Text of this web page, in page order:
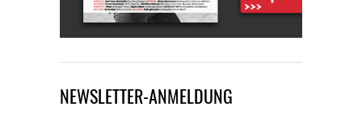
NEWSLETTER-ANMELDUNG